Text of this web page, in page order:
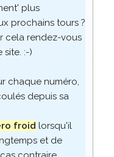
plus
prochains tours ?
cela rendez-vous
:-)
chaque numéro,
depuis sa
froid lorsqu'il
et de